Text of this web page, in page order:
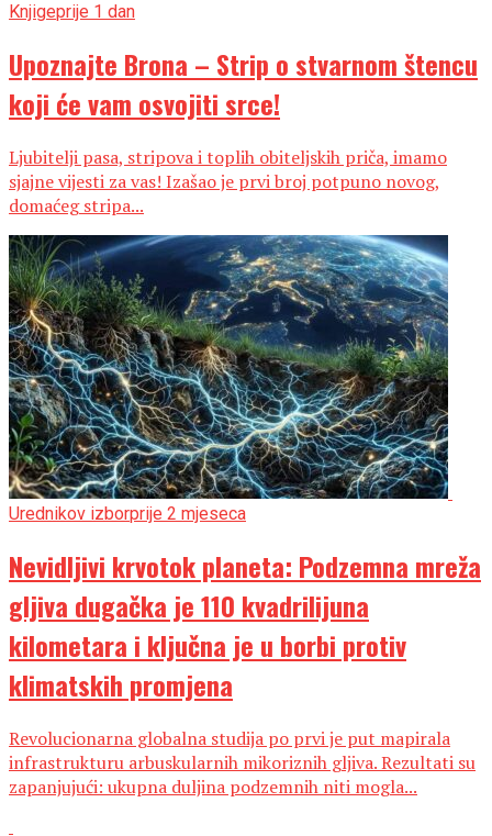
Knjigeprije 1 dan
Upoznajte Brona – Strip o stvarnom štencu
koji će vam osvojiti srce!
Ljubitelji pasa, stripova i toplih obiteljskih priča, imamo
sjajne vijesti za vas! Izašao je prvi broj potpuno novog,
domaćeg stripa...
Urednikov izborprije 2 mjeseca
Nevidljivi krvotok planeta: Podzemna mreža
gljiva dugačka je 110 kvadrilijuna
kilometara i ključna je u borbi protiv
klimatskih promjena
Revolucionarna globalna studija po prvi je put mapirala
infrastrukturu arbuskularnih mikoriznih gljiva. Rezultati su
zapanjujući: ukupna duljina podzemnih niti mogla...